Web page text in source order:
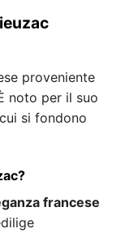
proveniente
noto per il suo
si fondono
francese